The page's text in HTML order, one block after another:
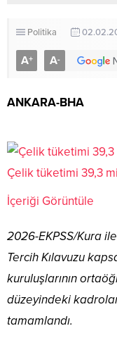
Politika
A+ A-
ANKARA-BHA
Çelik tüketimi 39,3
İçeriği Görüntüle
2026-EKPSS/Kura
Tercih Kılavuzu
kuruluşlarının
düzeyindeki
tamamlandı.